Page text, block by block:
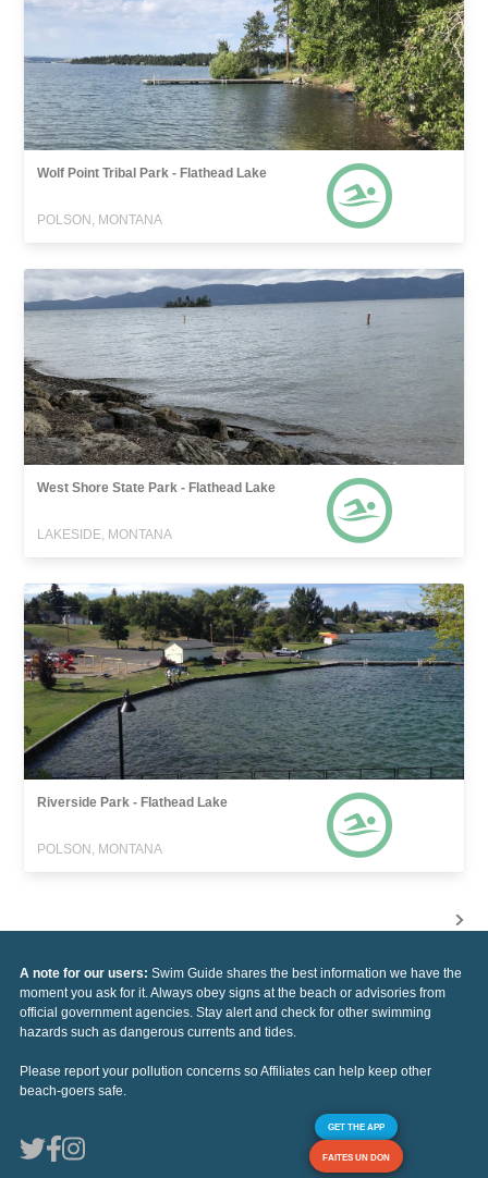
Wolf Point Tribal Park - Flathead Lake
POLSON, MONTANA
West Shore State Park - Flathead Lake
LAKESIDE, MONTANA
Riverside Park - Flathead Lake
POLSON, MONTANA
A note for our users: Swim Guide shares the best information we have the
moment you ask for it. Always obey signs at the beach or advisories from
official government agencies. Stay alert and check for other swimming
hazards such as dangerous currents and tides.
Please report your pollution concerns so Affiliates can help keep other
beach-goers safe.
GET THE APP
FAITES UN DON